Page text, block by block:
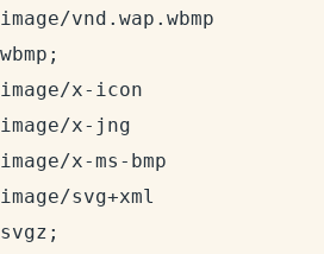
image/vnd.wap.wbmp
wbmp;
image/x-icon
image/x-jng
image/x-ms-bmp
image/svg+xml
svgz;